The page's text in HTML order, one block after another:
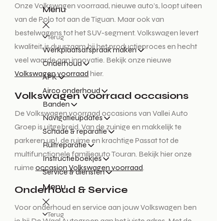
Menu
Terug
Werkplaatsafspraak maken
Onderhoud
APK
Airco onderhoud
Banden
Navigatieupdates
Schade & reparatie
Ruitreparatie
Instructieboekjes
Service & diensten
Menu
Terug
Onze Volkswagen voorraad, nieuwe auto’s, loopt uiteen
van de Polo tot aan de Tiguan. Maar ook van
bestelwagens tot het SUV-segment. Volkswagen levert
kwaliteit, is duurzaam bij het productieproces en hecht
veel waarde aan innovatie. Bekijk onze nieuwe
Volkswagen voorraad hier.
Volkswagen voorraad occasions
De Volkswagen voorraad occasions van Vallei Auto
Groep is uitgebreid. Van de zuinige en makkelijk te
parkeren up!, de ruime en krachtige Passat tot de
multifunctionele familieauto Touran. Bekijk hier onze
ruime occasion Volkswagen voorraad
Onderhoud & Service
Voor onderhoud en service aan jouw Volkswagen ben